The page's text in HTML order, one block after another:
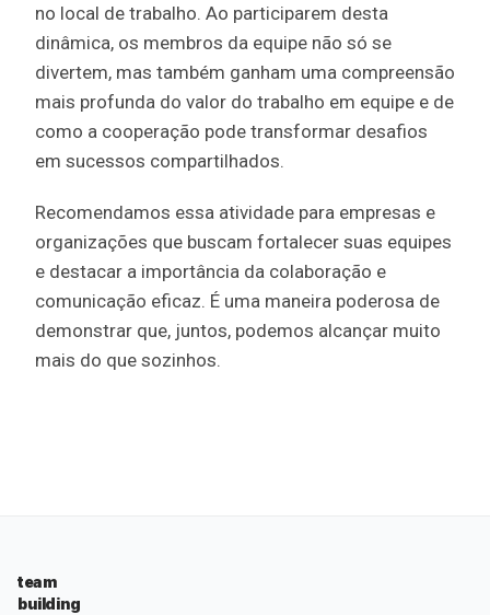
no local de trabalho. Ao participarem desta
dinâmica, os membros da equipe não só se
divertem, mas também ganham uma compreensão
mais profunda do valor do trabalho em equipe e de
como a cooperação pode transformar desafios
em sucessos compartilhados.
Recomendamos essa atividade para empresas e
organizações que buscam fortalecer suas equipes
e destacar a importância da colaboração e
comunicação eficaz. É uma maneira poderosa de
demonstrar que, juntos, podemos alcançar muito
mais do que sozinhos.
team
building